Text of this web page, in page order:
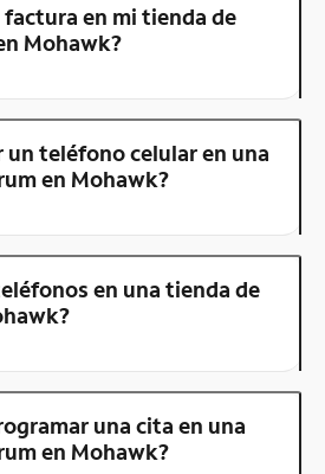
factura en mi tienda de
Mohawk?
un teléfono celular en una
en Mohawk?
en una tienda de
una cita en una
en Mohawk?